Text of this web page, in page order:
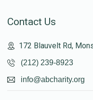
Contact Us
172 Blauvelt Rd,
(212) 239-8923
info@abcharity.org